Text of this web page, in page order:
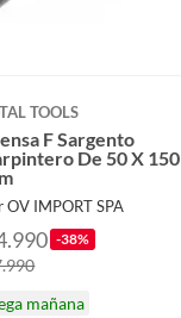
TOOLS
F Sargento
De 50 X 150
OV IMPORT SPA
-38%
mañana